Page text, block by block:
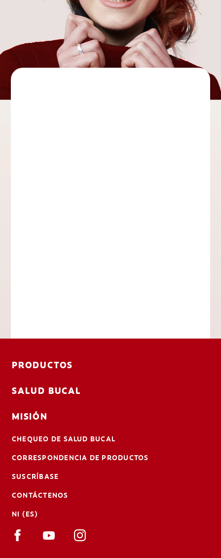
PRODUCTOS
SALUD BUCAL
MISIÓN
CHEQUEO DE SALUD BUCAL
CORRESPONDENCIA DE PRODUCTOS
SUSCRÍBASE
CONTÁCTENOS
NI (ES)